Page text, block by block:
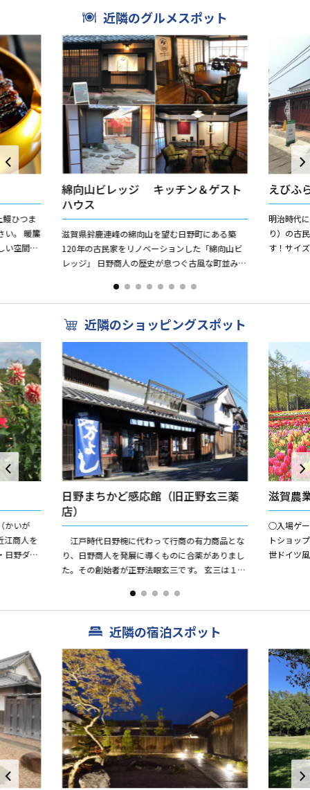
近隣のグルメスポット
ひつま
い。 暖簾
い空間が
綿向山ビレッジ キッチン＆ゲスト
ハウス
滋賀県鈴鹿連峰の綿向山を望む日野町にある築
120年の古民家をリノベーションした「綿向山ビ
レッジ」 日野商人の歴史が息つぐ古風な町並みは
です、そんな町の一角...
えびふ
明治時代
り）の古
す！サイ
近隣のショッピングスポット
かいが
江商人を
日野ダリ
日野まちかど感応館（旧正野玄三薬
店）
江戸時代日野椀に代わって行商の有力商品とな
り、日野商人を発展に導くものに合薬がありまし
た。その創始者が正野法眼玄三です。 玄三は１８
の病気で帰郷、当時京...
滋賀農
○入場ゲー
トショッ
世ドイツ
近隣の宿泊スポット